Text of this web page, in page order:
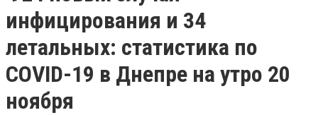
инфицирования и 34
летальных: статистика по
COVID-19 в Днепре на утро 20
ноября